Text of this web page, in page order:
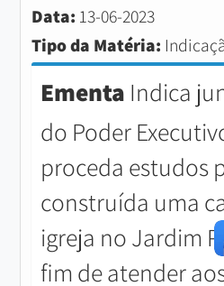
Data: 13-06-2023
Tipo da Matéria:
Ementa Indica
do Poder
proceda estudos
construída uma
igreja no Jardim
fim de atender